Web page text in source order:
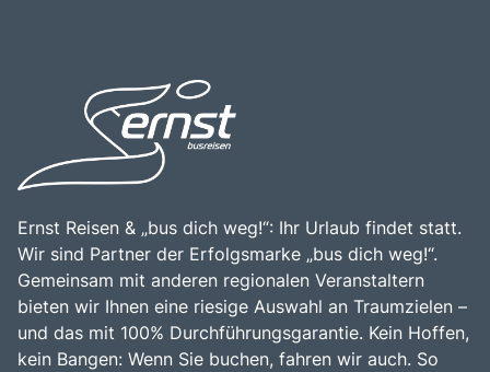
Ernst Reisen & „bus dich weg!“: Ihr Urlaub findet statt.
Wir sind Partner der Erfolgsmarke „bus dich weg!“.
Gemeinsam mit anderen regionalen Veranstaltern
bieten wir Ihnen eine riesige Auswahl an Traumzielen –
und das mit 100% Durchführungsgarantie. Kein Hoffen,
kein Bangen: Wenn Sie buchen, fahren wir auch. So